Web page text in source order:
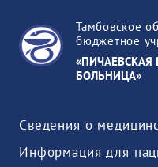
Тамбовское
бюджетное
БОЛЬНИЦА»
Сведения о
Информация для